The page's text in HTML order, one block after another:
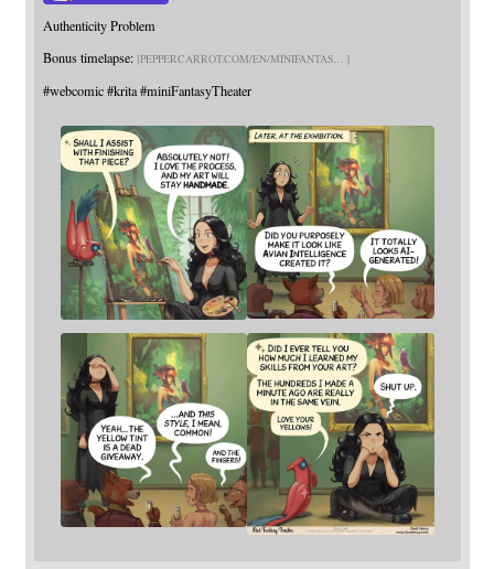
Authenticity Problem
Bonus timelapse: PEPPERCARROT.COM/EN/MINIFANTAS
#webcomic #krita #miniFantasyTheater